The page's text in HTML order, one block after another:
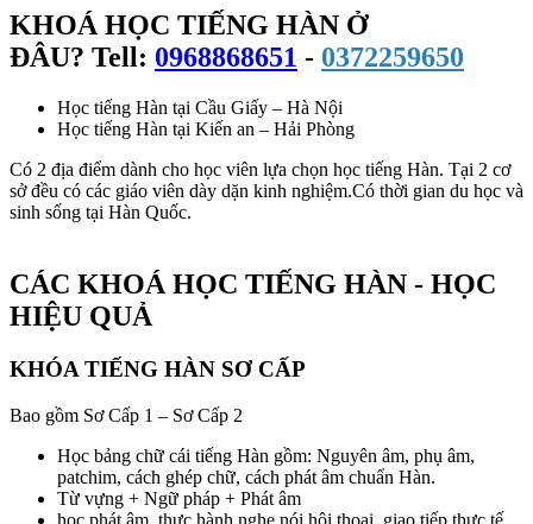
KHOÁ HỌC TIẾNG HÀN Ở
ĐÂU? Tell: 0968868651 - 0372259650
Học tiếng Hàn tại Cầu Giấy – Hà Nội
Học tiếng Hàn tại Kiến an – Hải Phòng
Có 2 địa điểm dành cho học viên lựa chọn học tiếng Hàn. Tại 2 cơ
sở đều có các giáo viên dày dặn kinh nghiệm.Có thời gian du học và
sinh sống tại Hàn Quốc.
CÁC KHOÁ HỌC TIẾNG HÀN - HỌC
HIỆU QUẢ
KHÓA TIẾNG HÀN SƠ CẤP
Bao gồm Sơ Cấp 1 – Sơ Cấp 2
Học bảng chữ cái tiếng Hàn gồm: Nguyên âm, phụ âm,
patchim, cách ghép chữ, cách phát âm chuẩn Hàn.
Từ vựng + Ngữ pháp + Phát âm
học phát âm, thực hành nghe nói hội thoại, giao tiếp thực tế